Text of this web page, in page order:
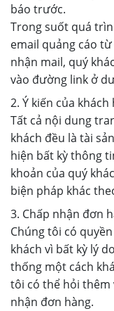
báo trước.
Trong suốt quá
email quảng cáo
nhận mail, quý
vào đường link ở
2. Ý kiến của khách
Tất cả nội dung
khách đều là tài
hiện bất kỳ thông
khoản của quý
biện pháp khác
3. Chấp nhận đơn
Chúng tôi có
khách vì bất kỳ lý
thống một cách
tôi có thể hỏi thêm
nhận đơn hàng.